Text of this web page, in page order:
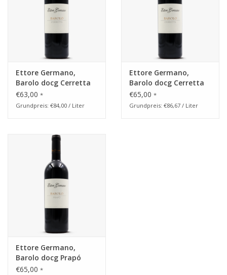
Ettore Germano,
Barolo docg Cerretta
2015
€63,00 *
Grundpreis: €84,00 / Liter
Ettore Germano,
Barolo docg Cerretta
2016
€65,00 *
Grundpreis: €86,67 / Liter
Ettore Germano,
Barolo docg Prapó
2016
€65,00 *